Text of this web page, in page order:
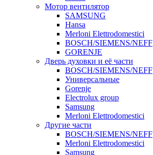
Мотор вентилятор
SAMSUNG
Hansa
Merloni Elettrodomestici
BOSCH/SIEMENS/NEFF
GORENJE
Дверь духовки и её части
BOSCH/SIEMENS/NEFF
Универсальные
Gorenje
Electrolux group
Samsung
Merloni Elettrodomestici
Другие части
BOSCH/SIEMENS/NEFF
Merloni Elettrodomestici
Samsung